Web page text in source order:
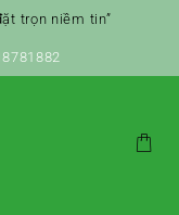
trọn niềm tin”